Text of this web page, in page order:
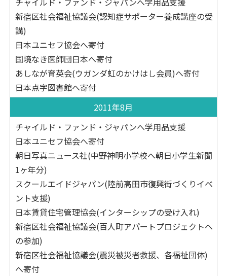
新宿区社会福祉協議会(認知症サポーター養成講座の受
講)
日本ユニセフ協会へ寄付
国境なき医師団日本へ寄付
あしなが育英会(ウガンダ虹のかけはし会員)へ寄付
日本点字図書館へ寄付
2011年8月
チャイルド・ファンド・ジャパンへ学用品支援
日本ユニセフ協会へ寄付
朝日写真ニュース社(中野神明小学校へ朝日小学生新聞
1ヶ年分)
スクールエイドジャパン(陸前高田市復興街づくりイベ
ント支援)
日本賃貸住宅管理協会(インターシップの受け入れ)
新宿区社会福祉協議会(百人町アパートプロジェクトへ
の参加)
新宿区社会福祉協議会(震災被災者救援、各福祉団体)
へ寄付